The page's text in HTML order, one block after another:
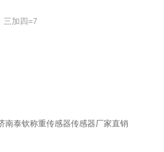
三加四=7
南泰钦称重传感器传感器厂家直销